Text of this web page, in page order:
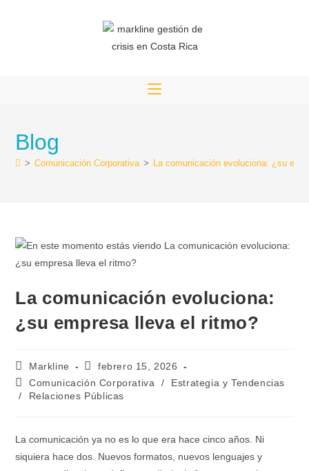
Blog
> Comunicación Corporativa > La comunicación evoluciona: ¿su
La comunicación evoluciona:
¿su empresa lleva el ritmo?
Markline
febrero 15, 2026
Comunicación Corporativa
/
Estrategia y Tendencias
/
Relaciones Públicas
La comunicación ya no es lo que era hace cinco años. Ni
siquiera hace dos. Nuevos formatos, nuevos lenguajes y